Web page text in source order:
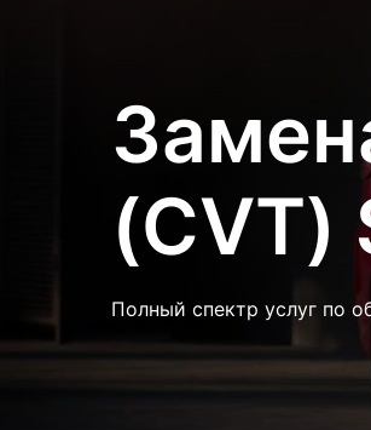
(CVT)
Полный спектр услуг по